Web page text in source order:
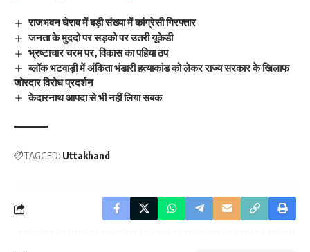
राजभवन घेराव में बड़ी संख्या में कांग्रेसी गिरफ्तार
जनता के मुददो पर सड़को पर उतरी यूकेडी
भ्रष्टाचार चरम पर, विकास का पहिया ठप
ब्लॉक भटवाड़ी में अंकिता भंडारी हत्याकांड को लेकर राज्य सरकार के खिलाफ
जोरदार विरोध प्रदर्शन
केदारनाथ आपदा से भी नहीं लिया सबक
TAGGED: Uttakhand